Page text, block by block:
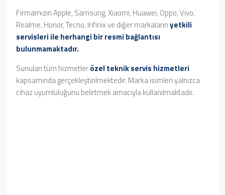
Firmamızın Apple, Samsung, Xiaomi, Huawei, Oppo, Vivo,
Realme, Honor, Tecno, Infinix ve diğer markalarınyetkili
servisleri ile herhangi bir resmi bağlantısı
bulunmamaktadır.
Sunulan tüm hizmetlerözel teknik servis hizmetleri
kapsamında gerçekleştirilmektedir. Marka isimleri yalnızca
cihaz uyumluluğunu belirtmek amacıyla kullanılmaktadır.